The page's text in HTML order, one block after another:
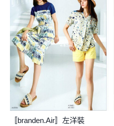
〚branden.Air〛左洋裝